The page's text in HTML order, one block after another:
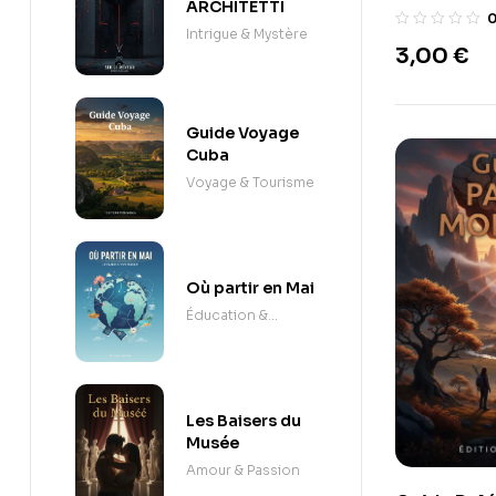
ses
0
3,00 €
ARCHITETTI
Intrigue & Mystère
Guide Voyage
Cuba
Voyage & Tourisme
Où partir en Mai
Éducation &
Les Baisers du
Musée
Amour & Passion